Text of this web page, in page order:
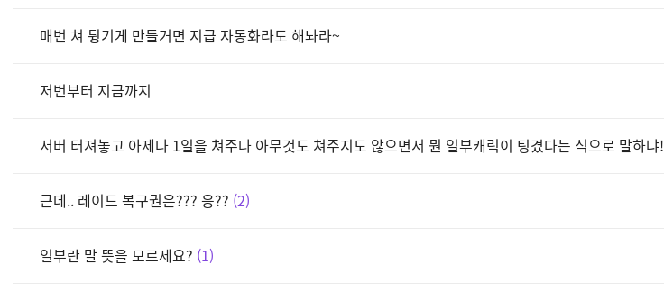
매번 쳐 튕기게 만들거면 지급 자동화라도 해놔라~
저번부터 지금까지
서버 터져놓고 아제나 1일을 쳐주나 아무것도 쳐주지도 않으면서 뭔 일부캐릭이 팅겼다는 식으로 말하냐!
근데.. 레이드 복구권은??? 응?? 2
일부란 말 뜻을 모르세요? 1